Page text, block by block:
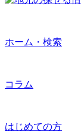
ホーム・検索
コラム
はじめての方